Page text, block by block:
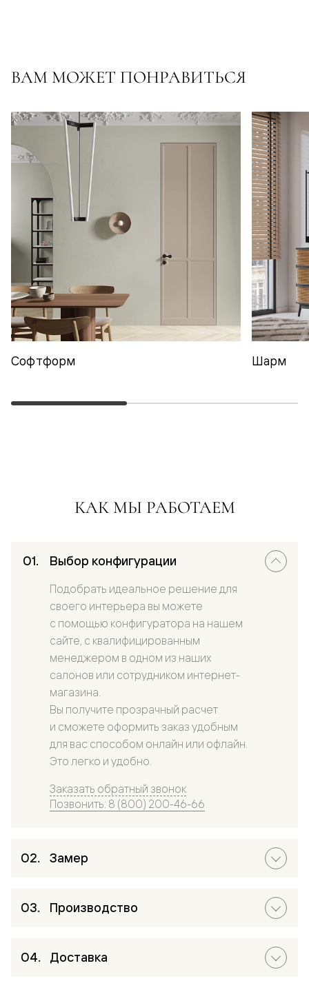
ВАМ МОЖЕТ ПОНРАВИТЬСЯ
Софтформ Шарм
КАК МЫ РАБОТАЕМ
Выбор конфигурации
Подобрать идеальное решение для
своего интерьера вы можете
с помощью конфигуратора на нашем
сайте, с квалифицированным
менеджером в одном из наших
салонов или сотрудником интернет-
магазина.
Вы получите прозрачный расчет
и сможете оформить заказ удобным
для вас способом онлайн или офлайн.
Это легко и удобно.
Заказать обратный звонок
Позвонить: 8 (800) 200-46-66
Замер
Производство
Доставка